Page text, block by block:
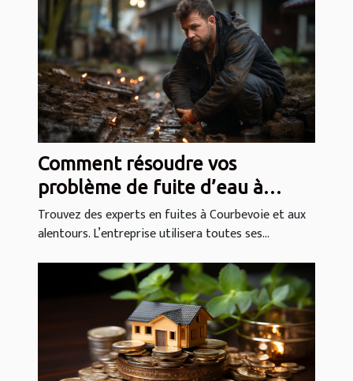
Comment résoudre vos
problème de fuite d’eau à
Courbevoie (92 400)
Trouvez des experts en fuites à Courbevoie et aux
alentours. L’entreprise utilisera toutes ses...